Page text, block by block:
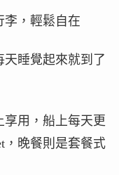
李，輕鬆自在
睡覺起來就到了
用，船上每天更
，晚餐則是套餐式